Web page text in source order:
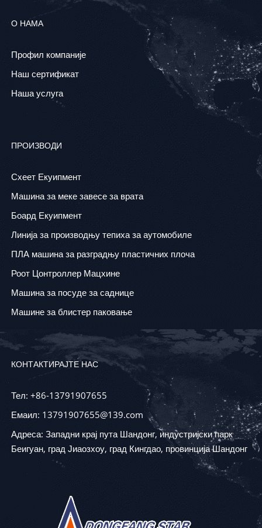
О НАМА
Профил компаније
Наш сертификат
Наша услуга
ПРОИЗВОДИ
Схеет Екуипмент
Машина за меке завесе за врата
Боард Екуипмент
Линија за производњу тепиха за аутомобиле
ПЛА машина за разградњу пластичних плоча
Роот Цонтроллер Мацхине
Машина за посуде за саднице
Машине за блистер паковање
КОНТАКТИРАЈТЕ НАС
Тел: +86-13791907655
Емаил: 13791907655@139.com
Адреса: Западни крај пута Шандонг, индустријски парк
Беигуан, град Јиаозхоу, град Кингдао, провинција Шандонг